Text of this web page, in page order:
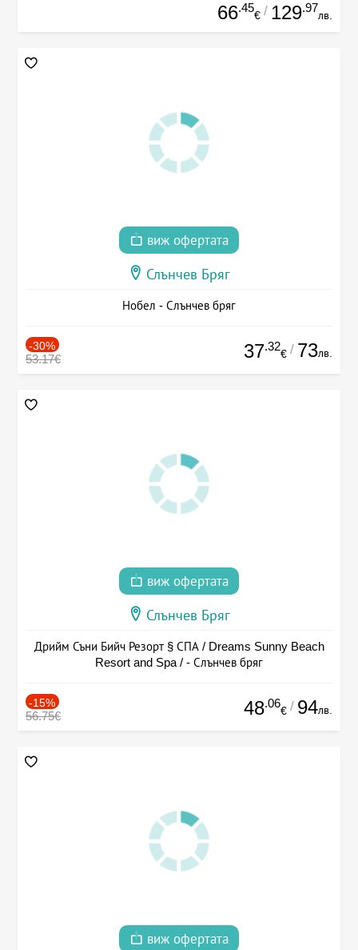
66.45
€ / 129.97
лв.
виж офертата
Слънчев Бряг
Нобел - Слънчев бряг
-30%
53.17€ 37.32
€ / 73лв.
виж офертата
Слънчев Бряг
Дрийм Съни Бийч Резорт § СПА / Dreams Sunny Beach
Resort and Spa / - Слънчев бряг
-15%
56.75€ 48.06
€ / 94лв.
виж офертата